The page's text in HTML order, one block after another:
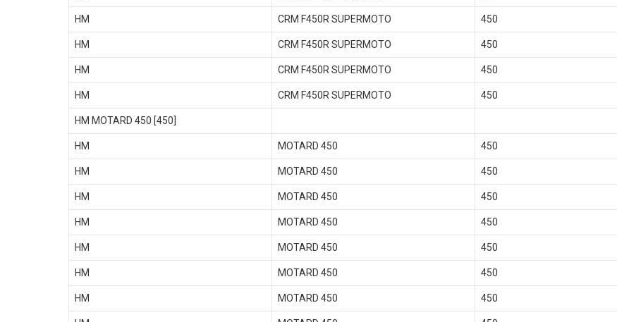
HM CRM F450R SUPERMOTO 450
HM CRM F450R SUPERMOTO 450
HM CRM F450R SUPERMOTO 450
HM CRM F450R SUPERMOTO 450
HM MOTARD 450 [450]
HM MOTARD 450 450
HM MOTARD 450 450
HM MOTARD 450 450
HM MOTARD 450 450
HM MOTARD 450 450
HM MOTARD 450 450
HM MOTARD 450 450